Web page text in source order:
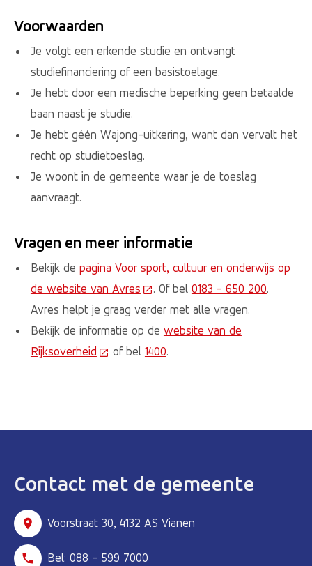
Voorwaarden
Je volgt een erkende studie en ontvangt
studiefinanciering of een basistoelage.
Je hebt door een medische beperking geen betaalde
baan naast je studie.
Je hebt géén Wajong-uitkering, want dan vervalt het
recht op studietoeslag.
Je woont in de gemeente waar je de toeslag
aanvraagt.
Vragen en meer informatie
Bekijk de pagina Voor sport, cultuur en onderwijs op
de website van Avres (Deze link gaat naar een externe
. Of bel 0183 - 650 200.
Avres helpt je graag verder met alle vragen.
Bekijk de informatie op de website van de
Rijksoverheid (Deze link gaat naar een externe website)
of bel 1400.
Contact met de gemeente
Voorstraat 30, 4132 AS Vianen
Bel: 088 - 599 7000